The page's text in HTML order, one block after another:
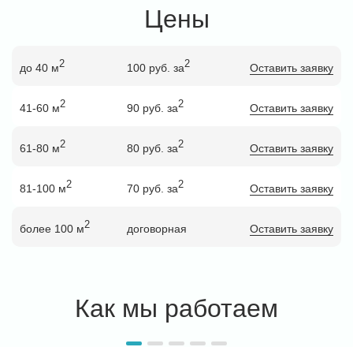
Цены
до 40 м2 100 руб. за2 Оставить заявку
41-60 м2 90 руб. за2 Оставить заявку
61-80 м2 80 руб. за2 Оставить заявку
81-100 м2 70 руб. за2 Оставить заявку
более 100 м2 договорная Оставить заявку
Как мы работаем